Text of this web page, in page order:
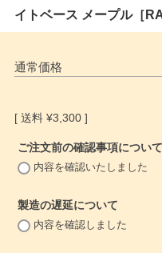
イトベース メープル［
通常価格
¥3,300
ご注文前の確認事項について
内容を確認いたしました
製造の遅延について
(
内容を確認しました